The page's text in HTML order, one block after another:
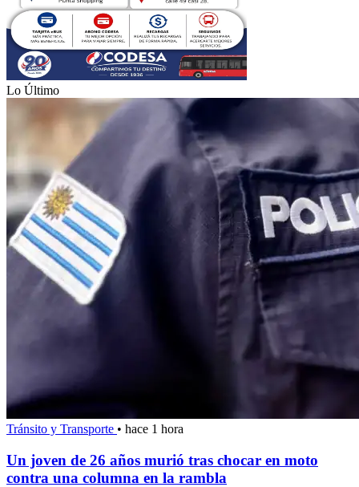
Lo Último
Tránsito y Transporte • hace 1 hora
Un joven de 26 años murió tras chocar en moto
contra una columna en la rambla